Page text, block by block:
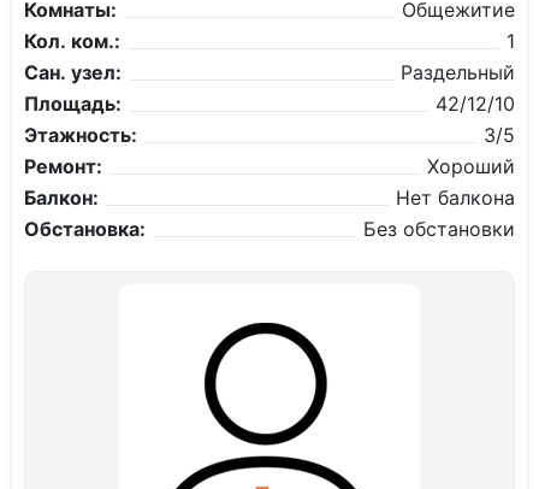
Комнаты:
Общежитие
Кол. ком.:
1
Сан. узел:
Раздельный
Площадь:
42/12/10
Этажность:
3/5
Ремонт:
Хороший
Балкон:
Нет балкона
Обстановка:
Без обстановки